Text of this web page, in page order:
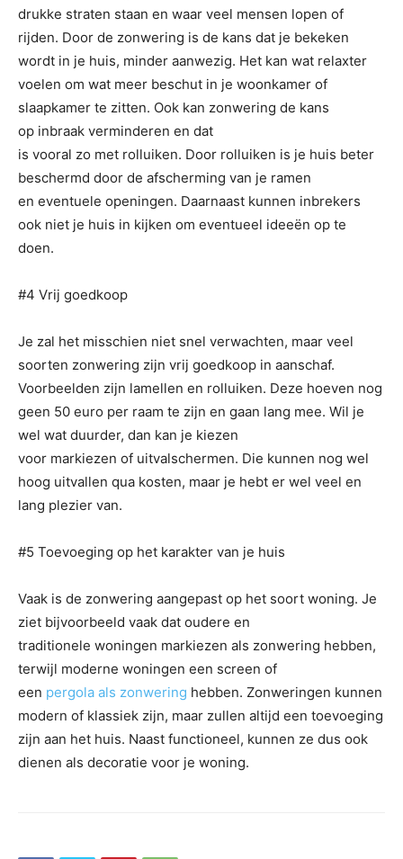
drukke straten staan en waar veel mensen lopen of
rijden. Door de zonwering is de kans dat je bekeken
wordt in je huis, minder aanwezig. Het kan wat relaxter
voelen om wat meer beschut in je woonkamer of
slaapkamer te zitten. Ook kan zonwering de kans
op inbraak verminderen en dat
is vooral zo met rolluiken. Door rolluiken is je huis beter
beschermd door de afscherming van je ramen
en eventuele openingen. Daarnaast kunnen inbrekers
ook niet je huis in kijken om eventueel ideeën op te
doen.
#4 Vrij goedkoop
Je zal het misschien niet snel verwachten, maar veel
soorten zonwering zijn vrij goedkoop in aanschaf.
Voorbeelden zijn lamellen en rolluiken. Deze hoeven nog
geen 50 euro per raam te zijn en gaan lang mee. Wil je
wel wat duurder, dan kan je kiezen
voor markiezen of uitvalschermen. Die kunnen nog wel
hoog uitvallen qua kosten, maar je hebt er wel veel en
lang plezier van.
#5 Toevoeging op het karakter van je huis
Vaak is de zonwering aangepast op het soort woning. Je
ziet bijvoorbeeld vaak dat oudere en
traditionele woningen markiezen als zonwering hebben,
terwijl moderne woningen een screen of
een pergola als zonwering hebben. Zonweringen kunnen
modern of klassiek zijn, maar zullen altijd een toevoeging
zijn aan het huis. Naast functioneel, kunnen ze dus ook
dienen als decoratie voor je woning.